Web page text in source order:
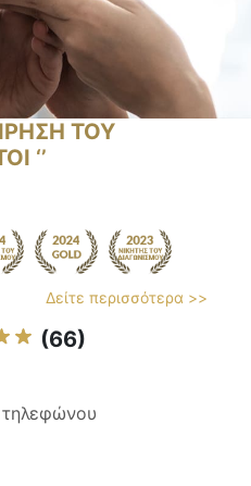
ΤΟΥ
‘’
Δείτε περισσότερα >>
(66)
τηλεφώνου